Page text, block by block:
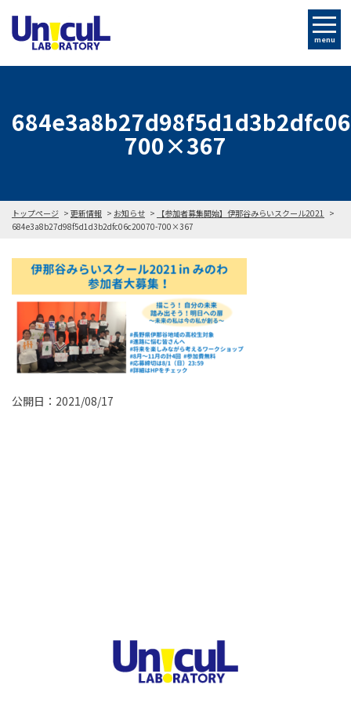
menu
700×367
トップページ 更新情報 お知らせ
【参加者募集開始】伊那谷みらいスクール2021
684e3a8b27d98f5d1d3b2dfc06c20070-700×367
公開日：2021/08/17